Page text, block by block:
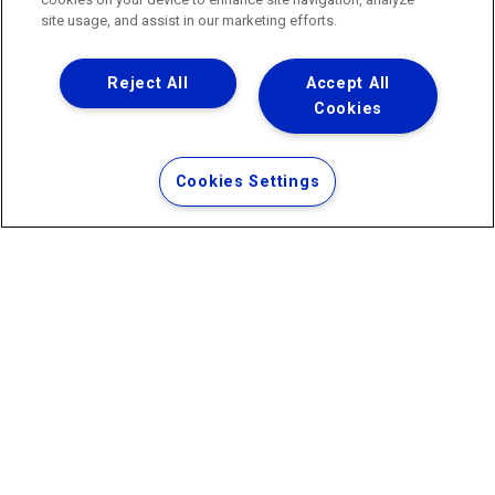
·http://www.agenersa.rj.gov.br
Uma empresa
Copyright ® 2026 - Todos os Direitos Reservados.
Termos Gerais de Uso de Sites e Aplicativos
Política de Privacidade e Proteção de Dados
site usage, and assist in our marketing efforts.
Accept All
Cookies
Reject All
Cookies Settings